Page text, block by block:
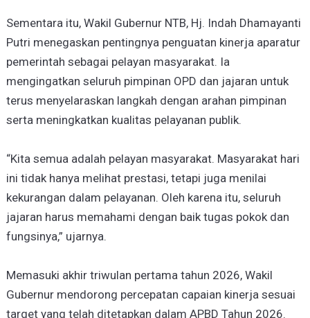
Sementara itu, Wakil Gubernur NTB, Hj. Indah Dhamayanti
Putri menegaskan pentingnya penguatan kinerja aparatur
pemerintah sebagai pelayan masyarakat. Ia
mengingatkan seluruh pimpinan OPD dan jajaran untuk
terus menyelaraskan langkah dengan arahan pimpinan
serta meningkatkan kualitas pelayanan publik.
“Kita semua adalah pelayan masyarakat. Masyarakat hari
ini tidak hanya melihat prestasi, tetapi juga menilai
kekurangan dalam pelayanan. Oleh karena itu, seluruh
jajaran harus memahami dengan baik tugas pokok dan
fungsinya,” ujarnya.
Memasuki akhir triwulan pertama tahun 2026, Wakil
Gubernur mendorong percepatan capaian kinerja sesuai
target yang telah ditetapkan dalam APBD Tahun 2026.